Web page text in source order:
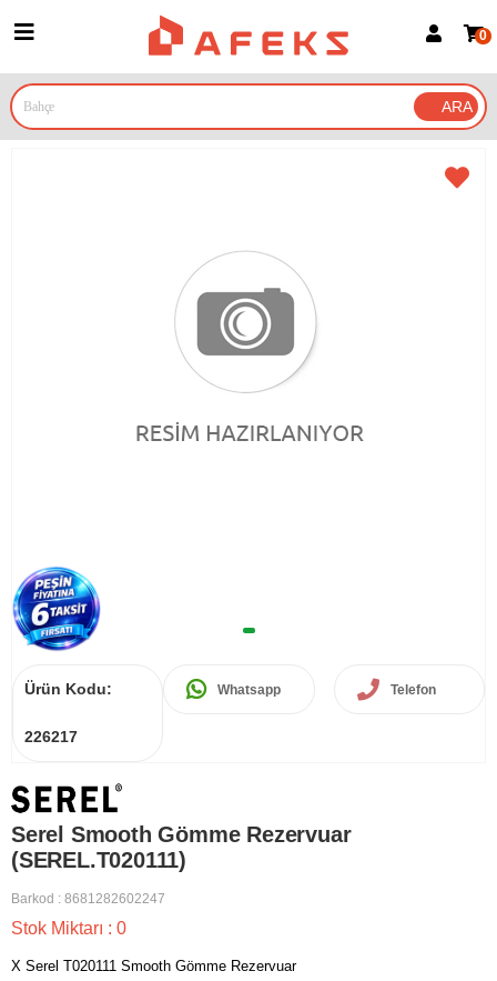
Google İle Bağlan
0
Ürün Kodu:
226217
Whatsapp Telefon
Serel Smooth Gömme Rezervuar
(SEREL.T020111)
Barkod : 8681282602247
Stok Miktarı : 0
X Serel T020111 Smooth Gömme Rezervuar